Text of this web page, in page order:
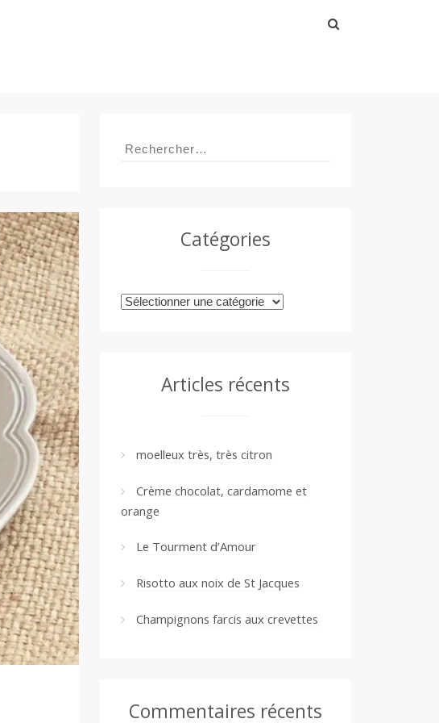
Rechercher :
Catégories
Catégories
Articles récents
moelleux très, très citron
Crème chocolat, cardamome et
orange
Le Tourment d’Amour
Risotto aux noix de St Jacques
Champignons farcis aux crevettes
Commentaires récents